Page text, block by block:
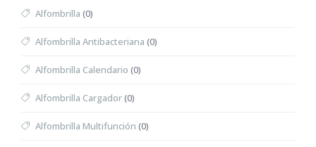
Alfombrilla (0)
Alfombrilla Antibacteriana (0)
Alfombrilla Calendario (0)
Alfombrilla Cargador(0)
Alfombrilla Multifunción (0)